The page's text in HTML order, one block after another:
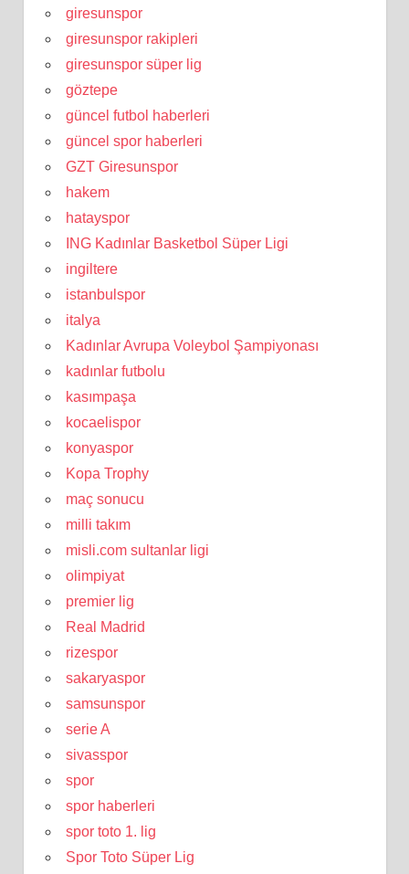
giresunspor
giresunspor rakipleri
giresunspor süper lig
göztepe
güncel futbol haberleri
güncel spor haberleri
GZT Giresunspor
hakem
hatayspor
ING Kadınlar Basketbol Süper Ligi
ingiltere
istanbulspor
italya
Kadınlar Avrupa Voleybol Şampiyonası
kadınlar futbolu
kasımpaşa
kocaelispor
konyaspor
Kopa Trophy
maç sonucu
milli takım
misli.com sultanlar ligi
olimpiyat
premier lig
Real Madrid
rizespor
sakaryaspor
samsunspor
serie A
sivasspor
spor
spor haberleri
spor toto 1. lig
Spor Toto Süper Lig